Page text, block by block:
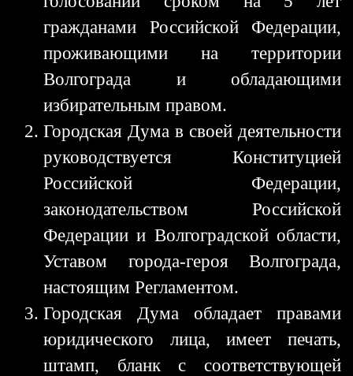
гражданами Российской Федерации,
проживающими на территории
Волгограда и обладающими
избирательным правом.
Городская Дума в своей деятельности
руководствуется Конституцией
Российской Федерации,
законодательством Российской
Федерации и Волгоградской области,
Уставом города-героя Волгограда,
настоящим Регламентом.
Городская Дума обладает правами
юридического лица, имеет печать,
штамп, бланк с соответствующей